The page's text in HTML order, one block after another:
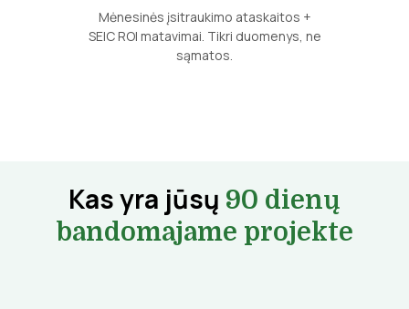
Mėnesinės įsitraukimo ataskaitos +
SEIC ROI matavimai. Tikri duomenys, ne
sąmatos.
Kas yra jūsų 90 dienų
bandomajame projekte